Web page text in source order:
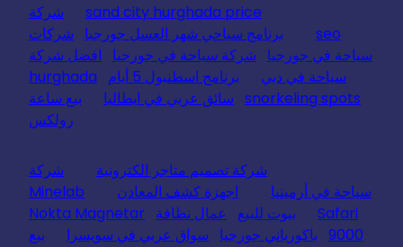
sand city hurghada price
شركة
seo
برنامج سياحي شهر العسل جورجيا
شركات
سياحة في جورجيا
شركة سياحة في جورجيا
افضل شركة
سياحة في دبي
برنامج اسطنبول 5 أيام
hurghada
snorkeling spots سائق عربي في ايطاليا
بيع ساعة
رولكس
شركة تصميم متاجر الكترونية
شركة
سياحة في أرمينيا
اجهزة كشف المعادن
Minelab
Safari
بيوت للبيع عمال نظافة Nokta Magnetar
9000 باكورياني جورجيا سواق عربي في سويسرا
بيع